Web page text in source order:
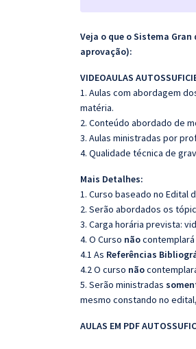
Veja o que o Sistema
aprovação):
VIDEOAULAS
1. Aulas com abordagem
matéria.
2. Conteúdo abordado de
3. Aulas ministradas por
4. Qualidade técnica de
Mais Detalhes:
1. Curso baseado no Edital
2. Serão abordados os
3. Carga horária prevista:
4. O Curso nãocontemplará
4.1 As Referências
4.2 O curso não
5. Serão ministradas
mesmo constando no
AULAS EM PDF